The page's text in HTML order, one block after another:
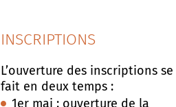
INSCRIPTIONS
L’ouverture des inscriptions se
fait en deux temps :
1er mai : ouverture de la